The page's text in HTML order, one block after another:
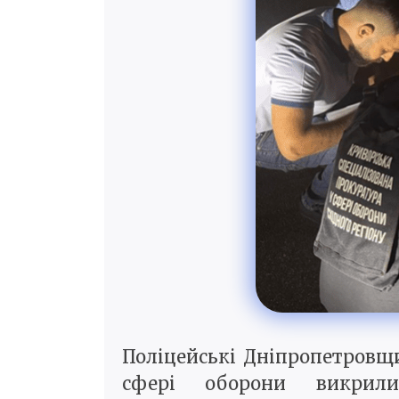
Поліцейські
сфері оборони